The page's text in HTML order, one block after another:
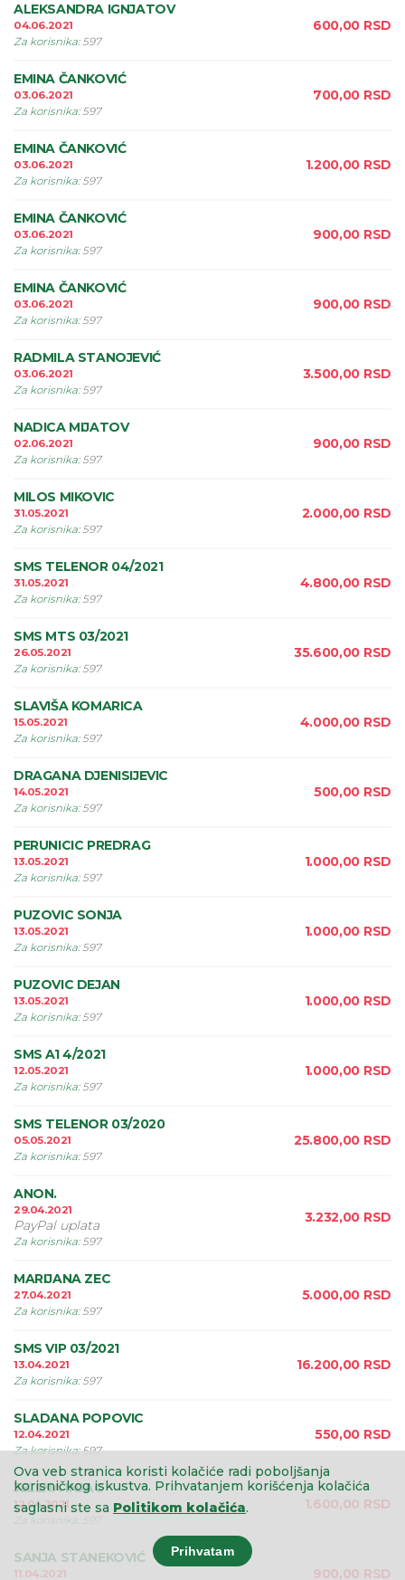
ALEKSANDRA IGNJATOV
04.06.2021
Za korisnika: 597
600,00 RSD
EMINA ČANKOVIĆ
03.06.2021
Za korisnika: 597
700,00 RSD
EMINA ČANKOVIĆ
03.06.2021
Za korisnika: 597
1.200,00 RSD
EMINA ČANKOVIĆ
03.06.2021
Za korisnika: 597
900,00 RSD
EMINA ČANKOVIĆ
03.06.2021
Za korisnika: 597
900,00 RSD
RADMILA STANOJEVIĆ
03.06.2021
Za korisnika: 597
3.500,00 RSD
NADICA MIJATOV
02.06.2021
Za korisnika: 597
900,00 RSD
MILOS MIKOVIC
31.05.2021
Za korisnika: 597
2.000,00 RSD
SMS TELENOR 04/2021
31.05.2021
Za korisnika: 597
4.800,00 RSD
SMS MTS 03/2021
26.05.2021
Za korisnika: 597
35.600,00 RSD
SLAVIŠA KOMARICA
15.05.2021
Za korisnika: 597
4.000,00 RSD
DRAGANA DJENISIJEVIC
14.05.2021
Za korisnika: 597
500,00 RSD
PERUNICIC PREDRAG
13.05.2021
Za korisnika: 597
1.000,00 RSD
PUZOVIC SONJA
13.05.2021
Za korisnika: 597
1.000,00 RSD
PUZOVIC DEJAN
13.05.2021
Za korisnika: 597
1.000,00 RSD
SMS A1 4/2021
12.05.2021
Za korisnika: 597
1.000,00 RSD
SMS TELENOR 03/2020
05.05.2021
Za korisnika: 597
25.800,00 RSD
ANON.
29.04.2021
PayPal uplata
Za korisnika: 597
3.232,00 RSD
MARIJANA ZEC
27.04.2021
Za korisnika: 597
5.000,00 RSD
SMS VIP 03/2021
13.04.2021
Za korisnika: 597
16.200,00 RSD
SLADANA POPOVIC
12.04.2021
Za korisnika:597
550,00 RSD
JELENA INJAC
12.04.2021
Za korisnika
1.600,00 RSD
SANJA STANEKOVIĆ
11.04.2021 900,00 RSD
Ova veb stranica koristi kolačiće radi poboljšanja
korisničkog iskustva. Prihvatanjem korišćenja kolačića
saglasni ste sa Politikom kolačića.
Prihvatam